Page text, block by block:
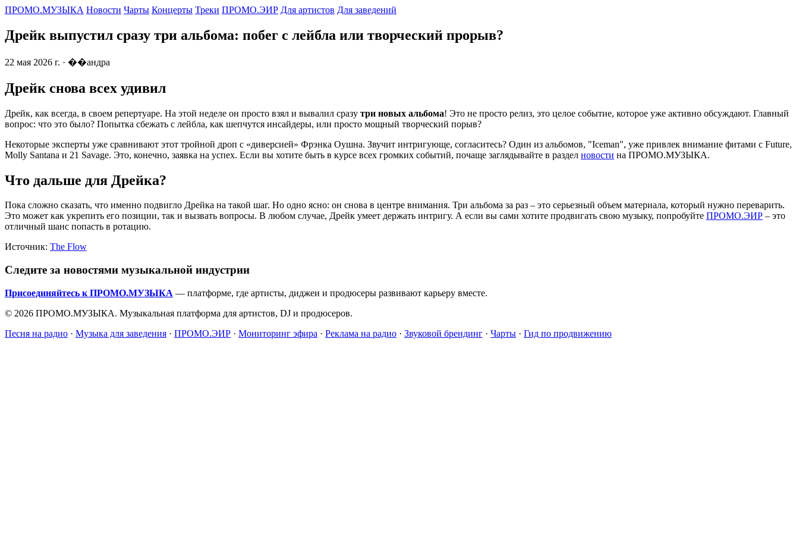
ПРОМО.МУЗЫКА Новости Чарты Концерты Треки ПРОМО.ЭИР Для артистов Для заведений
Дрейк выпустил сразу три альбома: побег с лейбла или творческий прорыв?
22 мая 2026 г. · ��андра
Дрейк снова всех удивил
Дрейк, как всегда, в своем репертуаре. На этой неделе он просто взял и вывалил сразу три новых альбома! Это не просто релиз, это целое событие, которое уже активно обсуждают. Главный
вопрос: что это было? Попытка сбежать с лейбла, как шепчутся инсайдеры, или просто мощный творческий порыв?
Некоторые эксперты уже сравнивают этот тройной дроп с «диверсией» Фрэнка Оушна. Звучит интригующе, согласитесь? Один из альбомов, "Iceman", уже привлек внимание фитами с Future,
Molly Santana и 21 Savage. Это, конечно, заявка на успех. Если вы хотите быть в курсе всех громких событий, почаще заглядывайте в раздел новости на ПРОМО.МУЗЫКА.
Что дальше для Дрейка?
Пока сложно сказать, что именно подвигло Дрейка на такой шаг. Но одно ясно: он снова в центре внимания. Три альбома за раз – это серьезный объем материала, который нужно переварить.
Это может как укрепить его позиции, так и вызвать вопросы. В любом случае, Дрейк умеет держать интригу. А если вы сами хотите продвигать свою музыку, попробуйте ПРОМО.ЭИР – это
отличный шанс попасть в ротацию.
Источник: The Flow
Следите за новостями музыкальной индустрии
Присоединяйтесь к ПРОМО.МУЗЫКА — платформе, где артисты, диджеи и продюсеры развивают карьеру вместе.
© 2026 ПРОМО.МУЗЫКА. Музыкальная платформа для артистов, DJ и продюсеров.
Песня на радио · Музыка для заведения · ПРОМО.ЭИР · Мониторинг эфира · Реклама на радио · Звуковой брендинг · Чарты · Гид по продвижению